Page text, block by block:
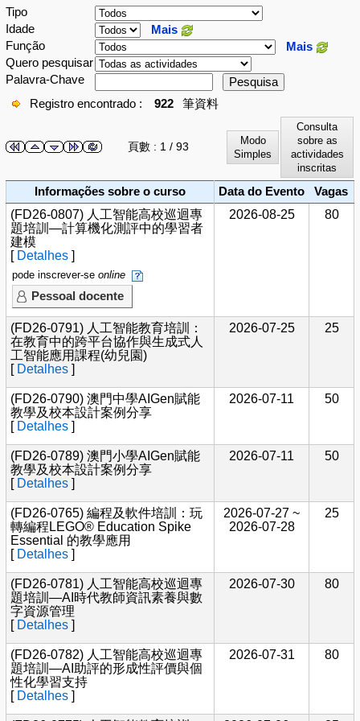
Tipo
Idade
Mais
Função
Mais
Quero pesquisar
Palavra-Chave
Pesquisa
Registro encontrado :
922 筆資料
頁數 : 1 / 93
Modo
Simples
Consulta
sobre as
actividades
inscritas
Informações sobre o curso Data do Evento Vagas
(FD26-0807) 人工智能高校巡迴專
題培訓—計算機化測評中的學習者
建模
[ Detalhes ]
pode inscrever-se online
Pessoal docente
2026-08-25 80
(FD26-0791) 人工智能教育培訓：
在教育中的跨平台協作與生成式人
工智能應用課程(幼兒園)
[ Detalhes ]
2026-07-25 25
(FD26-0790) 澳門中學AIGen賦能
教學及校本設計案例分享
[ Detalhes ]
2026-07-11 50
(FD26-0789) 澳門小學AIGen賦能
教學及校本設計案例分享
[ Detalhes ]
2026-07-11 50
(FD26-0765) 編程及軟件培訓：玩
轉編程LEGO® Education Spike
Essential 的教學應用
[ Detalhes ]
2026-07-27 ~
2026-07-28
25
(FD26-0781) 人工智能高校巡迴專
題培訓—AI時代教師資訊素養與數
字資源管理
[ Detalhes ]
2026-07-30 80
(FD26-0782) 人工智能高校巡迴專
題培訓—AI助評的形成性評價與個
性化學習支持
[ Detalhes ]
2026-07-31 80